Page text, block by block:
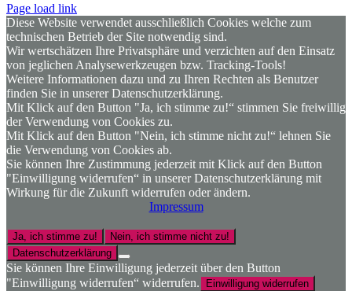
Page load link
Diese Website verwendet ausschließlich Cookies welche zum
technischen Betrieb der Site notwendig sind.
Wir wertschätzen Ihre Privatsphäre und verzichten auf den Einsatz
von jeglichen Analysewerkzeugen bzw. Tracking-Tools!
Weitere Informationen dazu und zu Ihren Rechten als Benutzer
finden Sie in unserer Datenschutzerklärung.
Mit Klick auf den Button "Ja, ich stimme zu!“ stimmen Sie freiwillig
der Verwendung von Cookies zu.
Mit Klick auf den Button "Nein, ich stimme nicht zu!“ lehnen Sie
die Verwendung von Cookies ab.
Sie können Ihre Zustimmung jederzeit mit Klick auf den Button
"Einwilligung widerrufen“ in unserer Datenschutzerklärung mit
Wirkung für die Zukunft widerrufen oder ändern.
Impressum
Ja, ich stimme zu!
Nein, ich stimme nicht zu!
Datenschutzerklärung
Sie können Ihre Einwilligung jederzeit über den Button
"Einwilligung widerrufen“ widerrufen.
Einwilligung widerrufen